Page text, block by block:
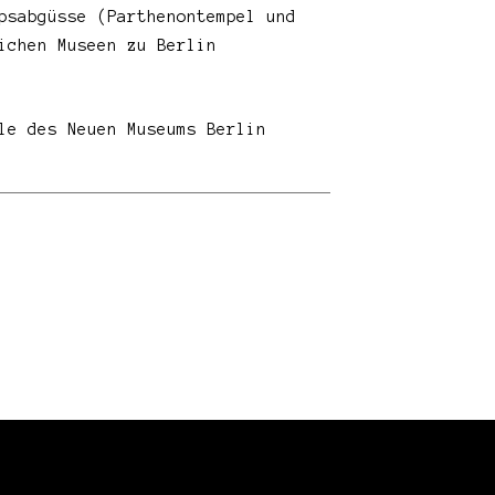
(Parthenontempel und
Museen zu Berlin
des Neuen Museums Berlin